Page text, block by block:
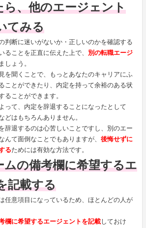
ら、他のエージェント
てみる
判断に迷いがないか・正しいのかを確認する
ることを正直に伝えた上で、 別の転職エージ
しょう。
を聞くことで、もっとあなたのキャリアにふ
ことができたり、内定を持って余裕のある状
ることができます。
って、内定を辞退することになったとして
どはもちろんありません。
辞退するのは心苦しいことですし、別のエー
んて面倒なことでもありますが、 後悔せずに
るためには有効な方法です。
ムの備考欄に希望するエ
記載する
任意項目になっているため、ほとんどの人が
欄に希望するエージェントを記載しておけ